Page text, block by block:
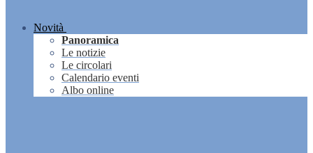
Novità
Panoramica
Le notizie
Le circolari
Calendario eventi
Albo online